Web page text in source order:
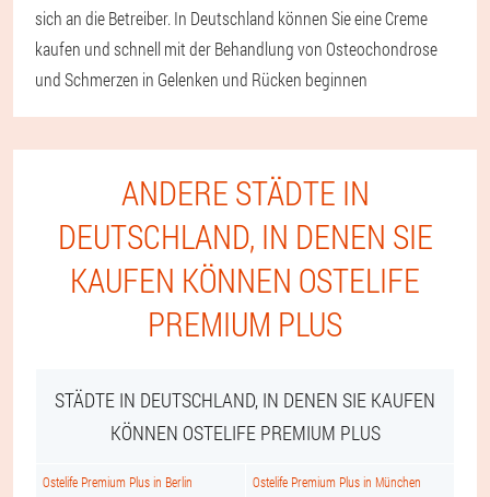
sich an die Betreiber. In Deutschland können Sie eine Creme
kaufen und schnell mit der Behandlung von Osteochondrose
und Schmerzen in Gelenken und Rücken beginnen
ANDERE STÄDTE IN
DEUTSCHLAND, IN DENEN SIE
KAUFEN KÖNNEN OSTELIFE
PREMIUM PLUS
STÄDTE IN DEUTSCHLAND, IN DENEN SIE KAUFEN
KÖNNEN OSTELIFE PREMIUM PLUS
Ostelife Premium Plus in Berlin Ostelife Premium Plus in München